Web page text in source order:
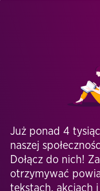
Już ponad 4
naszej
Dołącz do nich!
otrzymywać
tekstach, akcjach